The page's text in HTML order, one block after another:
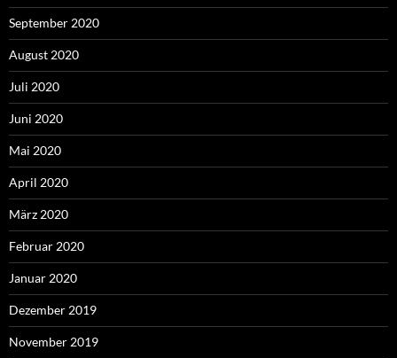
September 2020
August 2020
Juli 2020
Juni 2020
Mai 2020
April 2020
März 2020
Februar 2020
Januar 2020
Dezember 2019
November 2019